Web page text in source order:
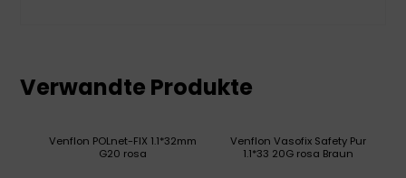
Verwandte Produkte
Venflon Vasofix Safety Pur
1.1*33 20G rosa Braun
Venflon POLnet-FIX 1.1*32mm
G20 rosa